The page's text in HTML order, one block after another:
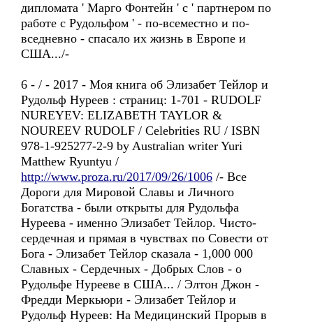
дипломата ' Марго Фонтейн ' с ' партнером по
работе с Рудольфом ' - по-всеместно и по-
вседневно - спасало их жизнь в Европе и
США.../-
6 - / - 2017 - Моя книга об Элизабет Тейлор и
Рудольф Нуреев : страниц: 1-701 - RUDOLF
NUREYEV: ELIZABETH TAYLOR &
NOUREEV RUDOLF / Celebrities RU / ISBN
978-1-925277-2-9 by Australian writer Yuri
Matthew Ryuntyu /
http://www.proza.ru/2017/09/26/1006 /- Все
Дороги для Мировой Славы и Личного
Богатства - были открыты для Рудольфа
Нуреева - именно Элизабет Тейлор. Чисто-
сердечная и прямая в чувствах по Совести от
Бога - Элизабет Тейлор сказала - 1,000 000
Славных - Сердечных - Добрых Слов - о
Рудольфе Нурееве в США... / Элтон Джон -
Фредди Меркьюри - Элизабет Тейлор и
Рудольф Нуреев: На Медицинский Прорыв в